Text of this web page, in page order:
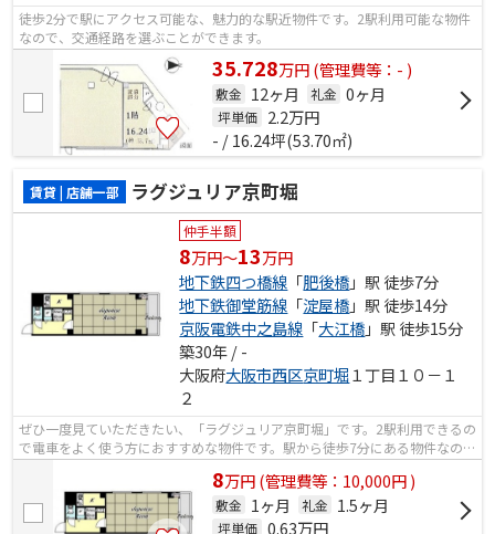
徒歩2分で駅にアクセス可能な、魅力的な駅近物件です。2駅利用可能な物件
なので、交通経路を選ぶことができます。
35.728万円(管理費等：- )
敷金 12ヶ月 礼金 0ヶ月
坪単価 2.2万円
- / 16.24坪(53.70㎡)
賃貸 | 店舗一部 ラグジュリア京町堀
仲手半額
8万円～13万円
地下鉄四つ橋線 「肥後橋」駅 徒歩7分
地下鉄御堂筋線 「淀屋橋」駅 徒歩14分
京阪電鉄中之島線 「大江橋」駅 徒歩15分
築30年 / -
大阪府大阪市西区京町堀１丁目１０－１
２
ぜひ一度見ていただきたい、「ラグジュリア京町堀」です。2駅利用できるの
で電車をよく使う方におすすめな物件です。駅から徒歩7分にある物件なの
で、電車利用が多い方にオススメです。
8万円(管理費等：10,000円 )
敷金 1ヶ月 礼金 1.5ヶ月
坪単価 0.63万円